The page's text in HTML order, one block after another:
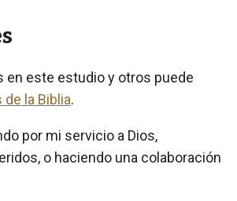
en este estudio y otros puede
la Biblia.
por mi servicio a Dios,
o haciendo una colaboración